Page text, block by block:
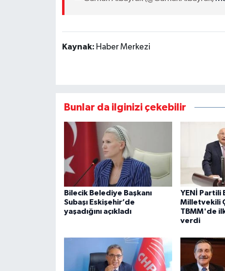
Kaynak: Haber Merkezi
Bunlar da ilginizi çekebilir
Bilecik Belediye Başkanı
Subaşı Eskişehir’de
yaşadığını açıkladı
YENİ Partili
Milletvekili
TBMM'de
verdi